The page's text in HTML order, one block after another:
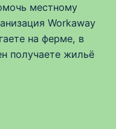
местному
Workaway
на ферме, в
получаете жильё